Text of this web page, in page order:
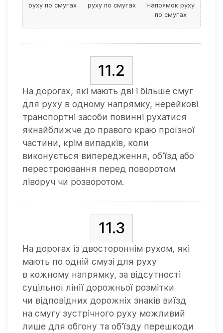
руху по смугах
руху по смугах
Напрямок руху
по смугах
11.2
На дорогах, які мають дві і більше смуг
для руху в одному напрямку, нерейкові
транспортні засоби повинні рухатися
якнайближче до правого краю проїзної
частини, крім випадків, коли
виконується випередження, об’їзд або
перестроювання перед поворотом
ліворуч чи розворотом.
11.3
На дорогах із двостороннім рухом, які
мають по одній смузі для руху
в кожному напрямку, за відсутності
суцільної лінії дорожньої розмітки
чи відповідних дорожніх знаків виїзд
на смугу зустрічного руху можливий
лише для обгону та об’їзду перешкоди